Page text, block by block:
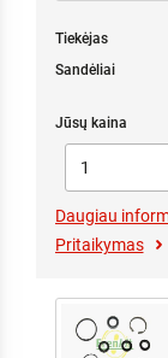
Tiekėjas
Sandėliai
Jūsų kaina
Daugiau
Pritaikymas